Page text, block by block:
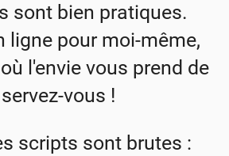
sont bien pratiques.
ligne pour moi-même,
l'envie vous prend de
vous !
scripts sont brutes :